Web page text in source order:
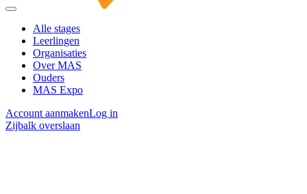
Alle stages
Leerlingen
Organisaties
Over MAS
Ouders
MAS Expo
Account aanmakenLog in
Zijbalk overslaan